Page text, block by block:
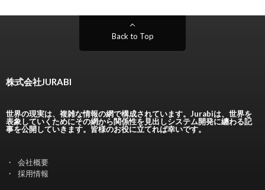
Back to Top
株式会社JURABI
世界の現実は、複雑な情報の網で構成されています。Jurabiは、世界を
表象していくためにその網から関係性を見出しシステム開発に纏わる記
事を公開していきます。皆様のお役に立てれば幸いです。
会社概要
採用情報